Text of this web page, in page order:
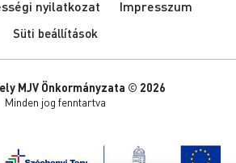
nyilatkozat
Impresszum
Süti beállítások
MJV Önkormányzata © 2026
Minden jog fenntartva